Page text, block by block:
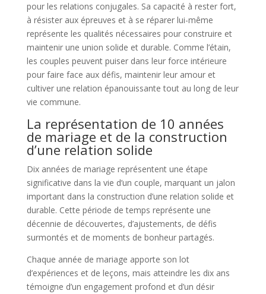
pour les relations conjugales. Sa capacité à rester fort,
à résister aux épreuves et à se réparer lui-même
représente les qualités nécessaires pour construire et
maintenir une union solide et durable. Comme l’étain,
les couples peuvent puiser dans leur force intérieure
pour faire face aux défis, maintenir leur amour et
cultiver une relation épanouissante tout au long de leur
vie commune.
La représentation de 10 années
de mariage et de la construction
d’une relation solide
Dix années de mariage représentent une étape
significative dans la vie d’un couple, marquant un jalon
important dans la construction d’une relation solide et
durable. Cette période de temps représente une
décennie de découvertes, d’ajustements, de défis
surmontés et de moments de bonheur partagés.
Chaque année de mariage apporte son lot
d’expériences et de leçons, mais atteindre les dix ans
témoigne d’un engagement profond et d’un désir